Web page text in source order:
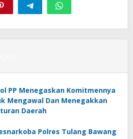
PP Menegaskan Komitmennya
Mengawal Dan Menegakkan
Daerah
Polres Tulang Bawang